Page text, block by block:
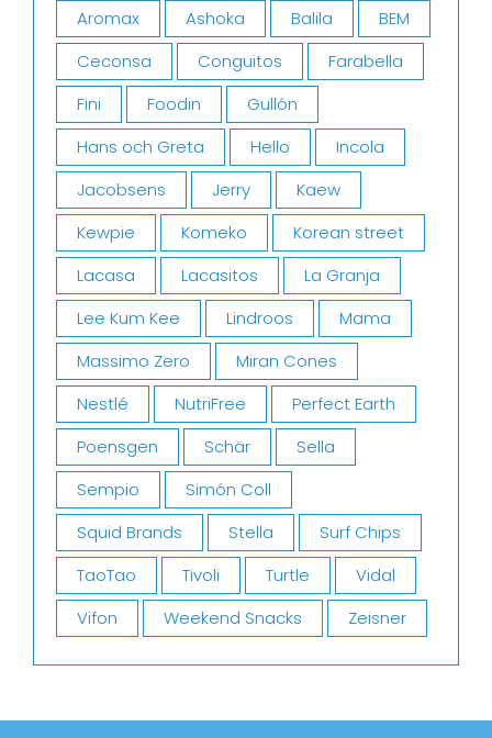
Aromax Ashoka Balila
BEM
Ceconsa
Conguitos
Farabella
Fini
Foodin
Gullón
Hans och Greta
Hello
Incola
Jacobsens
Jerry
Kaew
Kewpie
Komeko
Korean street
Lacasa
Lacasitos
La Granja
Lee Kum Kee
Lindroos
Mama
Massimo Zero
Miran Cones
Nestlé
NutriFree
Perfect Earth
Poensgen
Schär
Sella
Sempio
Simón Coll
Squid Brands
Stella
Surf Chips
TaoTao
Tivoli Turtle
Vidal
Vifon
Weekend Snacks Zeisner